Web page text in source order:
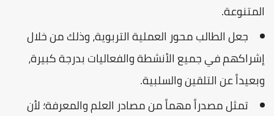
المتنوعة.
جعل الطالب محور العملية التربوية، وذلك من خلال
إشراكهم في جميع الأنشطة والفعاليات بدرجة كبيرة،
وبعيداً عن التلقين والسلبية.
تمثل مصدراً مهماً من مصادر العلم والمعرفة؛ لأن